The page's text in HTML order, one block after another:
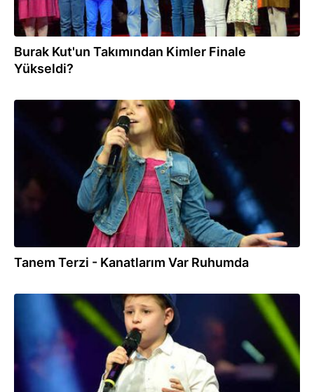
Burak Kut'un Takımından Kimler Finale
Yükseldi?
Tanem Terzi - Kanatlarım Var Ruhumda
10.08.2018